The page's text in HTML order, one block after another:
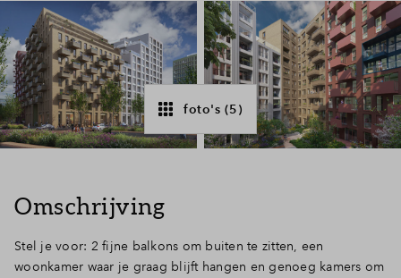
Inloggen
foto's (5)
Omschrijving
Stel je voor: 2 fijne balkons om buiten te zitten, een
woonkamer waar je graag blijft hangen en genoeg kamers om